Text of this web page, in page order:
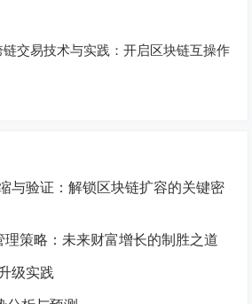
链交易技术与实践：开启区块链互操作
与验证：解锁区块链扩容的关键密
策略：未来财富增长的制胜之道
级实践